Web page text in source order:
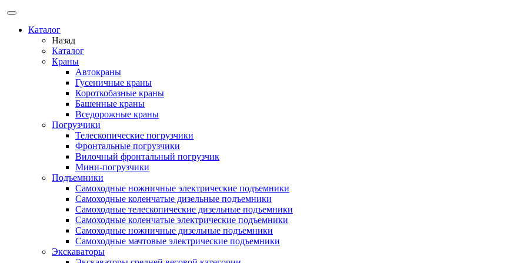
Каталог
Назад
Каталог
Краны
Автокраны
Гусеничные краны
Короткобазные краны
Башенные краны
Вcедорожные краны
Погрузчики
Телескопические погрузчики
Фронтальные погрузчики
Вилочный фронтальный погрузчик
Мини-погрузчики
Подъемники
Самоходные ножничные электрические подъемники
Самоходные коленчатые дизельные подъемники
Самоходные телескопические дизельные подъемники
Самоходные коленчатые электрические подъемники
Самоходные ножничные дизельные подъемники
Самоходные мачтовые электрические подъемники
Экскаваторы